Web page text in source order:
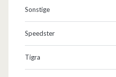
Sonstige
Speedster
Tigra